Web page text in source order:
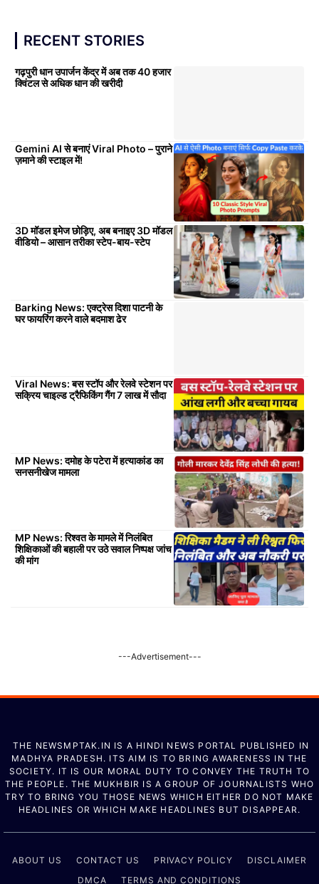
RECENT STORIES
गढ़पुरी धान उपार्जन केंद्र में अब तक 40 हजार
क्विंटल से अधिक धान की खरीदी
Gemini AI से बनाएं Viral Photo – पुराने
ज़माने की स्टाइल में!
3D मॉडल इमेज छोड़िए, अब बनाइए 3D मॉडल
वीडियो – आसान तरीका स्टेप-बाय-स्टेप
Barking News: एक्ट्रेस दिशा पाटनी के
घर फायरिंग करने वाले बदमाश ढेर
Viral News: बस स्टॉप और रेलवे स्टेशन पर
सक्रिय चाइल्ड ट्रैफिकिंग गैंग 7 लाख में सौदा
MP News: दमोह के पटेरा में हत्याकांड का
सनसनीखेज मामला
MP News: रिश्वत के मामले में निलंबित
शिक्षिकाओं की बहाली पर उठे सवाल निष्पक्ष जांच
की मांग
---Advertisement---
THE NEWSMPTAK.IN IS A HINDI NEWS PORTAL PUBLISHED IN
MADHYA PRADESH. ITS AIM IS TO BRING AWARENESS IN THE
SOCIETY. IT IS OUR MORAL DUTY TO CONVEY THE TRUTH TO
THE PEOPLE. THE MUKHBIR IS A GROUP OF JOURNALISTS WHO
TRY TO BRING YOU THOSE NEWS WHICH EITHER DO NOT MAKE
HEADLINES OR WHICH MAKE HEADLINES BUT DISAPPEAR.
ABOUT US CONTACT US PRIVACY POLICY
DISCLAIMER
DMCA
TERMS AND CONDITIONS